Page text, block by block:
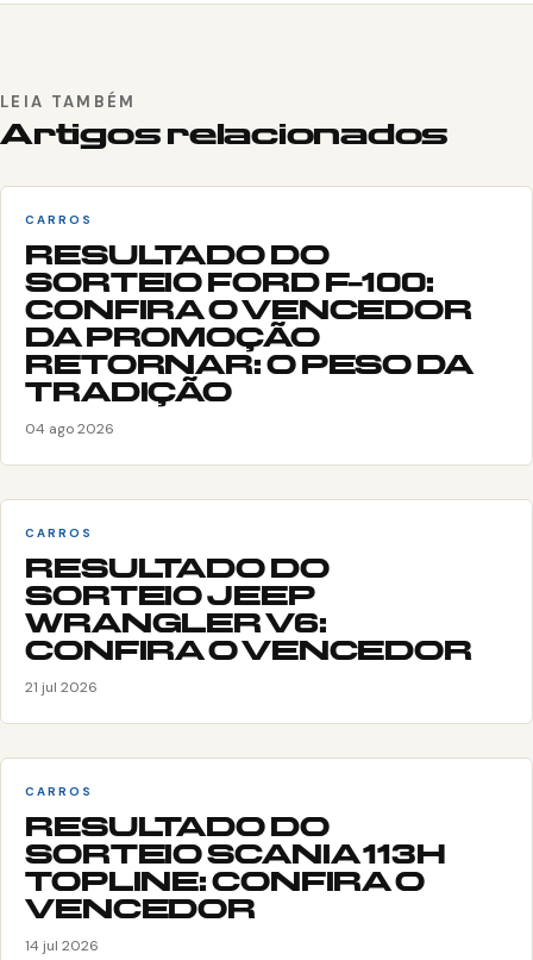
LEIA TAMBÉM
Artigos relacionados
CARROS
RESULTADO DO
SORTEIO FORD F-100:
CONFIRA O VENCEDOR
DA PROMOÇÃO
RETORNAR: O PESO DA
TRADIÇÃO
04 ago 2026
CARROS
RESULTADO DO
SORTEIO JEEP
WRANGLER V6:
CONFIRA O VENCEDOR
21 jul 2026
CARROS
RESULTADO DO
SORTEIO SCANIA 113H
TOPLINE: CONFIRA O
VENCEDOR
14 jul 2026